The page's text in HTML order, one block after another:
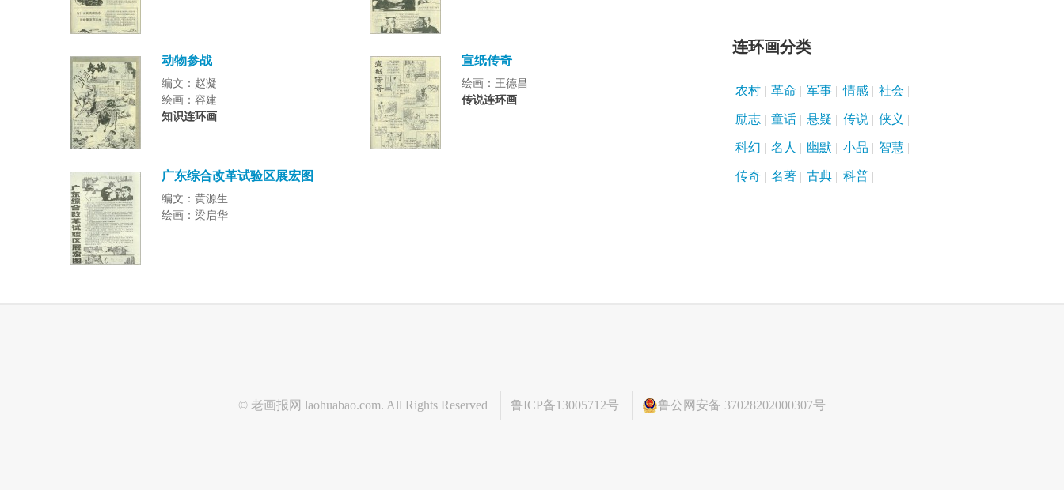
动物参战
编文：赵凝
绘画：容建
知识连环画
宣纸传奇
绘画：王德昌
传说连环画
广东综合改革试验区展宏图
编文：黄源生
绘画：梁启华
连环画分类
农村 革命 军事 情感 社会
励志 童话 悬疑 传说 侠义
科幻 名人 幽默 小品 智慧
传奇 名著 古典 科普
© 老画报网 laohuabao.com. All Rights Reserved 鲁ICP备13005712号 鲁公网安备 37028202000307号